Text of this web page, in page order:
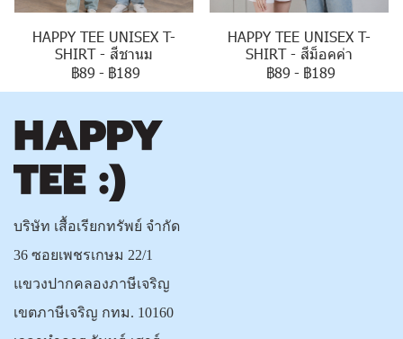
HAPPY TEE UNISEX T-
SHIRT - สีชานม
฿89 - ฿189
HAPPY TEE UNISEX T-
SHIRT - สีม็อคค่า
฿89 - ฿189
บริษัท เสื้อเรียกทรัพย์ จำกัด
36 ซอยเพชรเกษม 22/1
แขวงปากคลองภาษีเจริญ
เขตภาษีเจริญ กทม. 10160